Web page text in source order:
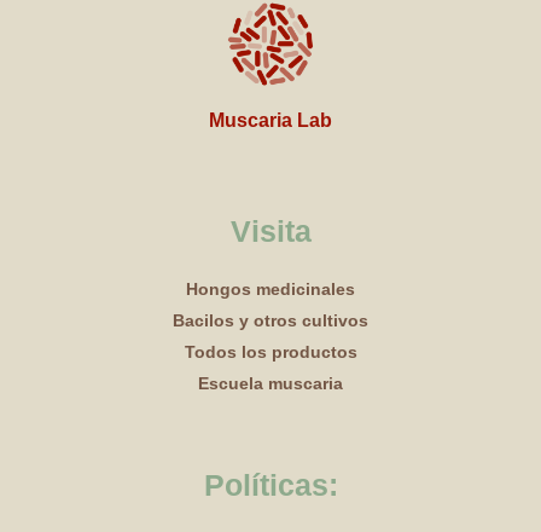
Muscaria Lab
Visita
Hongos medicinales
Bacilos y otros cultivos
Todos los productos
Escuela muscaria
Políticas: